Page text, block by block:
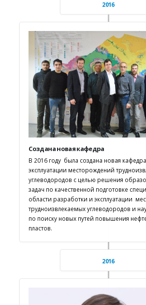
2016
Создана новая кафедра
В 2016 году была создана новая
эксплуатации месторождений
углеводородов с целью решения
задач по качественной подготовке
области разработки и эксплуатации
трудноизвлекаемых углеводородов и
по поиску новых путей повышения
пластов.
2016